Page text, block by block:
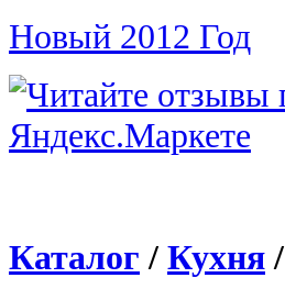
Новый 2012 Год
Каталог / Кухня /